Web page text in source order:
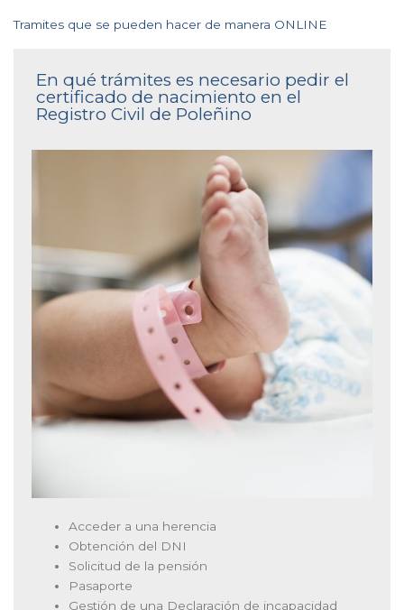
Tramites que se pueden hacer de manera ONLINE
En qué trámites es necesario pedir el
certificado de nacimiento en el
Registro Civil de Poleñino
Acceder a una herencia
Obtención del DNI
Solicitud de la pensión
Pasaporte
Gestión de una Declaración de incapacidad